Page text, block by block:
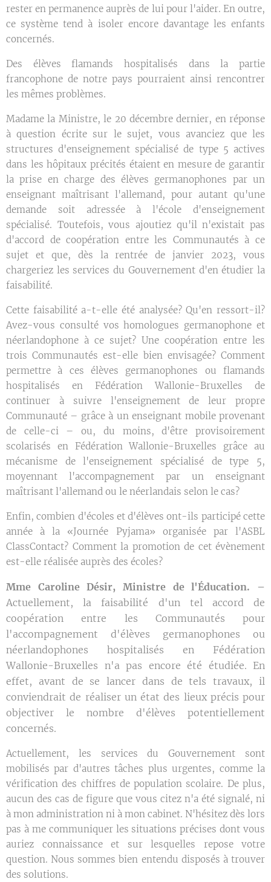
rester en permanence auprès de lui pour l'aider. En outre,
ce système tend à isoler encore davantage les enfants
concernés.
Des élèves flamands hospitalisés dans la partie
francophone de notre pays pourraient ainsi rencontrer
les mêmes problèmes.
Madame la Ministre, le 20 décembre dernier, en réponse
à question écrite sur le sujet, vous avanciez que les
structures d'enseignement spécialisé de type 5 actives
dans les hôpitaux précités étaient en mesure de garantir
la prise en charge des élèves germanophones par un
enseignant maîtrisant l'allemand, pour autant qu'une
demande soit adressée à l'école d'enseignement
spécialisé. Toutefois, vous ajoutiez qu'il n'existait pas
d'accord de coopération entre les Communautés à ce
sujet et que, dès la rentrée de janvier 2023, vous
chargeriez les services du Gouvernement d'en étudier la
faisabilité.
Cette faisabilité a-t-elle été analysée? Qu'en ressort-il?
Avez-vous consulté vos homologues germanophone et
néerlandophone à ce sujet? Une coopération entre les
trois Communautés est-elle bien envisagée? Comment
permettre à ces élèves germanophones ou flamands
hospitalisés en Fédération Wallonie-Bruxelles de
continuer à suivre l'enseignement de leur propre
Communauté – grâce à un enseignant mobile provenant
de celle-ci – ou, du moins, d'être provisoirement
scolarisés en Fédération Wallonie-Bruxelles grâce au
mécanisme de l'enseignement spécialisé de type 5,
moyennant l'accompagnement par un enseignant
maîtrisant l'allemand ou le néerlandais selon le cas?
Enfin, combien d'écoles et d'élèves ont-ils participé cette
année à la «Journée Pyjama» organisée par l'ASBL
ClassContact? Comment la promotion de cet évènement
est-elle réalisée auprès des écoles?
Mme Caroline Désir, Ministre de l'Éducation. –
Actuellement, la faisabilité d'un tel accord de
coopération entre les Communautés pour
l'accompagnement d'élèves germanophones ou
néerlandophones hospitalisés en Fédération
Wallonie-Bruxelles n'a pas encore été étudiée. En
effet, avant de se lancer dans de tels travaux, il
conviendrait de réaliser un état des lieux précis pour
objectiver le nombre d'élèves potentiellement
concernés.
Actuellement, les services du Gouvernement sont
mobilisés par d'autres tâches plus urgentes, comme la
vérification des chiffres de population scolaire. De plus,
aucun des cas de figure que vous citez n'a été signalé, ni
à mon administration ni à mon cabinet. N'hésitez dès lors
pas à me communiquer les situations précises dont vous
auriez connaissance et sur lesquelles repose votre
question. Nous sommes bien entendu disposés à trouver
des solutions.